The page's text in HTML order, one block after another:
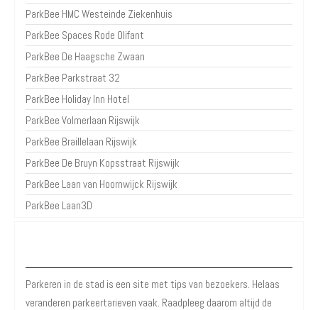
ParkBee HMC Westeinde Ziekenhuis
ParkBee Spaces Rode Olifant
ParkBee De Haagsche Zwaan
ParkBee Parkstraat 32
ParkBee Holiday Inn Hotel
ParkBee Volmerlaan Rijswijk
ParkBee Braillelaan Rijswijk
ParkBee De Bruyn Kopsstraat Rijswijk
ParkBee Laan van Hoornwijck Rijswijk
ParkBee Laan3D
Parkeren in de stad is een site met tips van bezoekers. Helaas
veranderen parkeertarieven vaak. Raadpleeg daarom altijd de